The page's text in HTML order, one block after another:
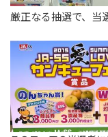
厳正なる抽選で、当